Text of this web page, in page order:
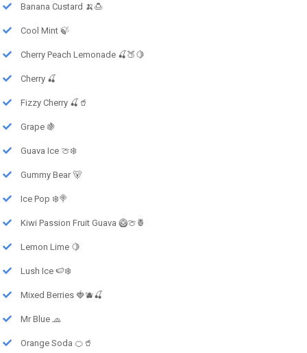
Banana Custard 🍌🍮
Cool Mint 🍃
Cherry Peach Lemonade 🍒🍑🍋
Cherry 🍒
Fizzy Cherry 🍒🥤
Grape 🍇
Guava Ice 🍈❄️
Gummy Bear 🐻
Ice Pop ❄️🍭
Kiwi Passion Fruit Guava 🥝🍈🍍
Lemon Lime 🍋
Lush Ice 🍉❄️
Mixed Berries 🍓🫐🍒
Mr Blue 🧢
Orange Soda 🍊🥤